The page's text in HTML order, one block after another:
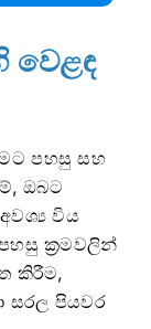
වෙළඳ
පහසු සහ
ඔබට
විය
ක්‍රමවලින්
කිරීම,
සරල පියවර